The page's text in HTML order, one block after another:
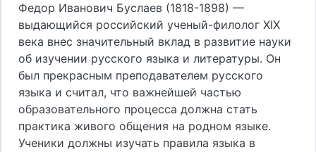
Федор Иванович Буслаев (1818-1898) —
выдающийся российский ученый-филолог XIX
века внес значительный вклад в развитие науки
об изучении русского языка и литературы. Он
был прекрасным преподавателем русского
языка и считал, что важнейшей частью
образовательного процесса должна стать
практика живого общения на родном языке.
Ученики должны изучать правила языка в